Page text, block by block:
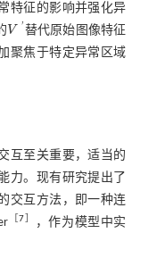
特征的影响并强化异
V '
V
替代原始图像特征
聚焦于特定异常区域
互至关重要，适当的
力。现有研究提出了
交互方法，即一种连
［7
，作为模型中实